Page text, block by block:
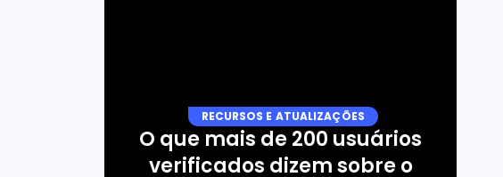
RECURSOS E ATUALIZAÇÕES
O que mais de 200 usuários
verificados dizem sobre o